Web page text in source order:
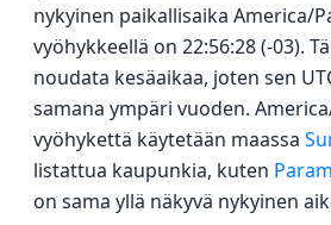
nykyinen paikallisaika America/
vyöhykkeellä on 22:56:28 (-03).
noudata kesäaikaa, joten sen
samana ympäri vuoden.
vyöhykettä käytetään maassa
listattua kaupunkia, kuten
on sama yllä näkyvä nykyinen